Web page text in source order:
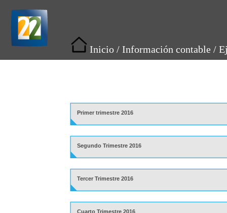
Inicio / Información contable /
Primer trimestre 2016
Segundo Trimestre 2016
Tercer Trimestre 2016
Cuarto Trimestre 2016